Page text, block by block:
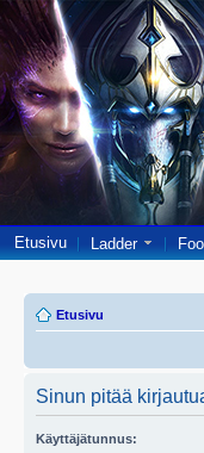
Etusivu Ladder
Etusivu
Sinun pitää
Käyttäjätunnus: